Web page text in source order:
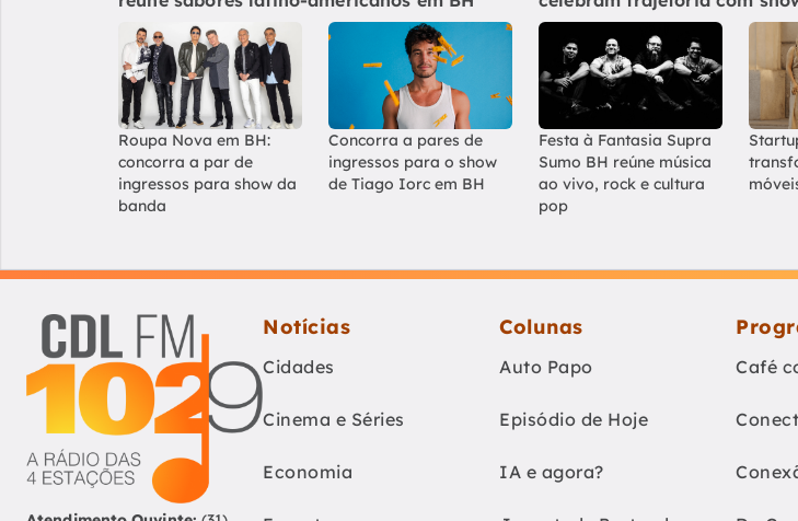
Roupa Nova em BH:
concorra a par de
ingressos para show da
banda
Concorra a pares de
ingressos para o show
de Tiago Iorc em BH
Festa à Fantasia Supra
Sumo BH reúne música
ao vivo, rock e cultura
pop
Notícias
Cidades
Cinema e Séries
Economia
Colunas
Auto Papo
Episódio de Hoje
IA e agora?
Café